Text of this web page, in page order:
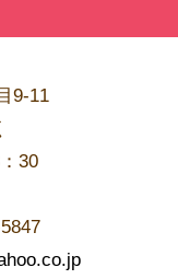
9-11
30